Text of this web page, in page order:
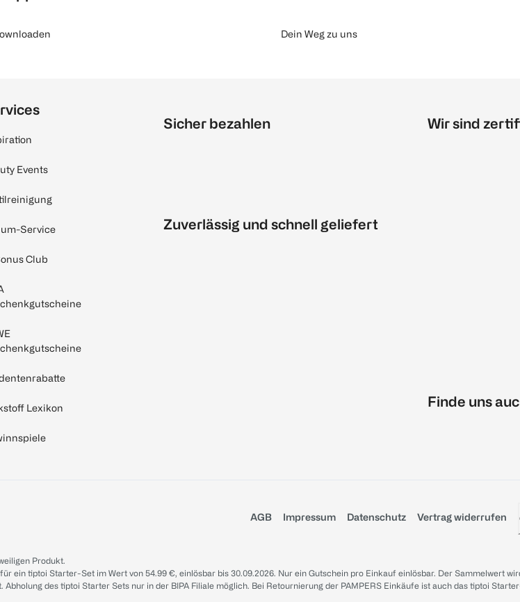
Dein Weg zu uns
Events
Service
Club
Lexikon
Sicher bezahlen
Zuverlässig und schnell geliefert
Wir sind
Finde uns
AGB Impressum Datenschutz Vertrag widerrufen
Produkt.
ein tiptoi Starter-Set im Wert von 54.99 €, einlösbar bis 30.09.2026. Nur ein Gutschein pro Einkauf einlösbar. Der Sammelwert
des tiptoi Starter Sets nur in der BIPA Filiale möglich. Bei Retournierung der PAMPERS Einkäufe ist auch das tiptoi